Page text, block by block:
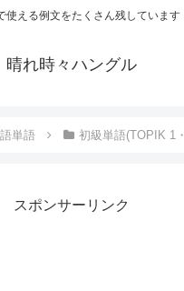
使える例文をたくさん残しています
晴れ時々ハングル
単語 初級単語(TOPIK 1
スポンサーリンク